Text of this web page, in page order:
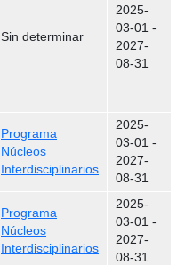
Sin determinar
2025-
03-01 -
2027-
08-31
Programa
Núcleos
Interdisciplinarios
2025-
03-01 -
2027-
08-31
Programa
Núcleos
Interdisciplinarios
2025-
03-01 -
2027-
08-31